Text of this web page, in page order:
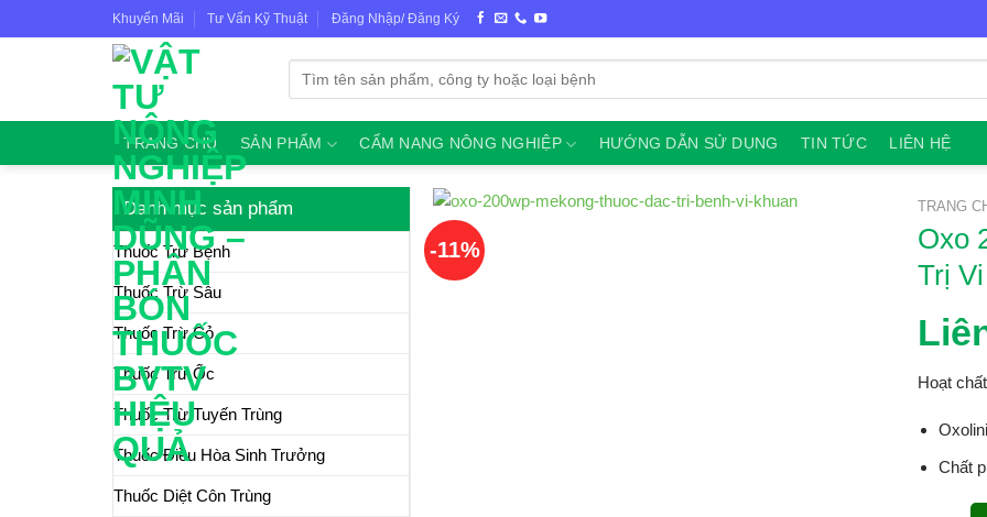
to
Khuyến Mãi Tư Vấn Kỹ Thuật Đăng Nhập/ Đăng Ký
kiếm:
TRANG CHỦ SẢN PHẨM CẨM NANG NÔNG NGHIỆP HƯỚNG DẪN SỬ DỤNG TIN TỨC LIÊN HỆ
Danh mục sản phẩm
Thuốc Trừ Bệnh
Thuốc Trừ Sâu
Thuốc Trừ Cỏ
Thuốc Trừ Ốc
Thuốc Trừ Tuyến Trùng
Thuốc Điều Hòa Sinh Trưởng
Thuốc Diệt Côn Trùng
-11%
TRANG
Oxo
Trị
Hoạt
Chất